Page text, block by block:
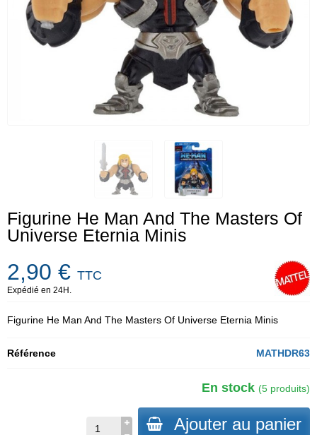
Figurine He Man And The Masters Of
Universe Eternia Minis
2,90 € TTC
Expédié en 24H.
Figurine He Man And The Masters Of Universe Eternia Minis
Référence MATHDR63
En stock (5 produits)
Ajouter au panier